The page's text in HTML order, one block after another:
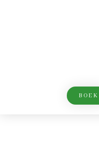
BOEK